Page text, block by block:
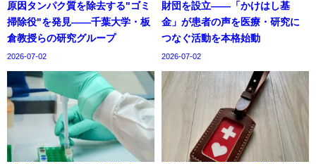
原因タンパク質を除去する"ゴミ
掃除役"を発見——千葉大学・板
倉教授らの研究グループ
2026-07-02
財団を設立——「かけはし基
金」が患者の声を医療・研究に
つなぐ活動を本格始動
2026-07-02